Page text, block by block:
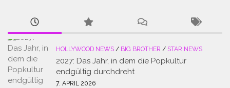
HOLLYWOOD NEWS / BIG BROTHER / STAR NEWS
2027: Das Jahr, in dem die Popkultur
endgültig durchdreht
7. APRIL 2026